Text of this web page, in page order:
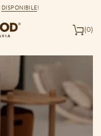
DISPONIBILE!
(0)